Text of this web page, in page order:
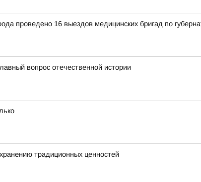
проведено 16 выездов медицинских бригад по
вопрос отечественной истории
традиционных ценностей